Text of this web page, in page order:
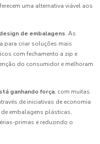
uma alternativa viável aos
de embalagens. As
para criar soluções mais
com fechamento a zip e
do consumidor e melhoram
ganhando força, com muitas
de iniciativas de economia
embalagens plásticas,
primas e reduzindo o